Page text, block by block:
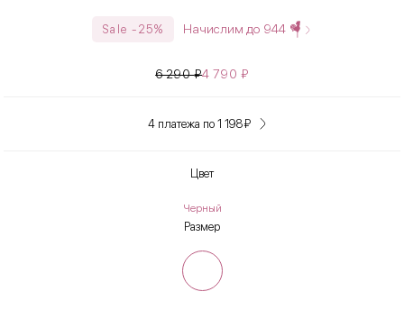
Sale -25% Начислим до 944
6 290₽4 790₽
4 платежа по 1 198₽
Цвет
Черный
Размер